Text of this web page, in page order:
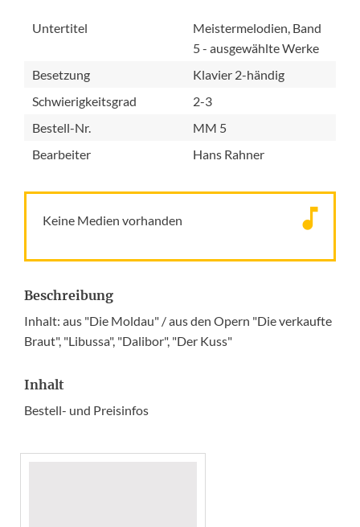
Untertitel
Meistermelodien, Band
5 - ausgewählte Werke
Besetzung
Klavier 2-händig
Schwierigkeitsgrad
2-3
Bestell-Nr.
MM 5
Bearbeiter
Hans Rahner
Keine Medien vorhanden
Beschreibung
Inhalt: aus "Die Moldau" / aus den Opern "Die verkaufte
Braut", "Libussa", "Dalibor", "Der Kuss"
Inhalt
Bestell- und Preisinfos